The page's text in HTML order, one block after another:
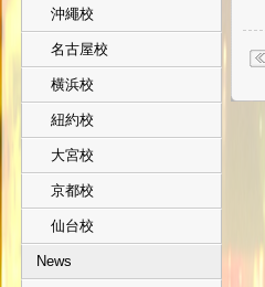
沖繩校
名古屋校
横浜校
紐約校
大宮校
京都校
仙台校
News